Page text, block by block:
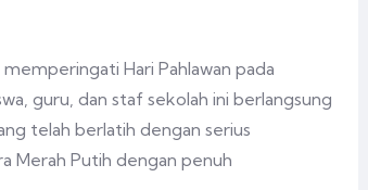
Hari Pahlawan pada
guru, dan staf sekolah ini berlangsung
telah berlatih dengan serius
Merah Putih dengan penuh